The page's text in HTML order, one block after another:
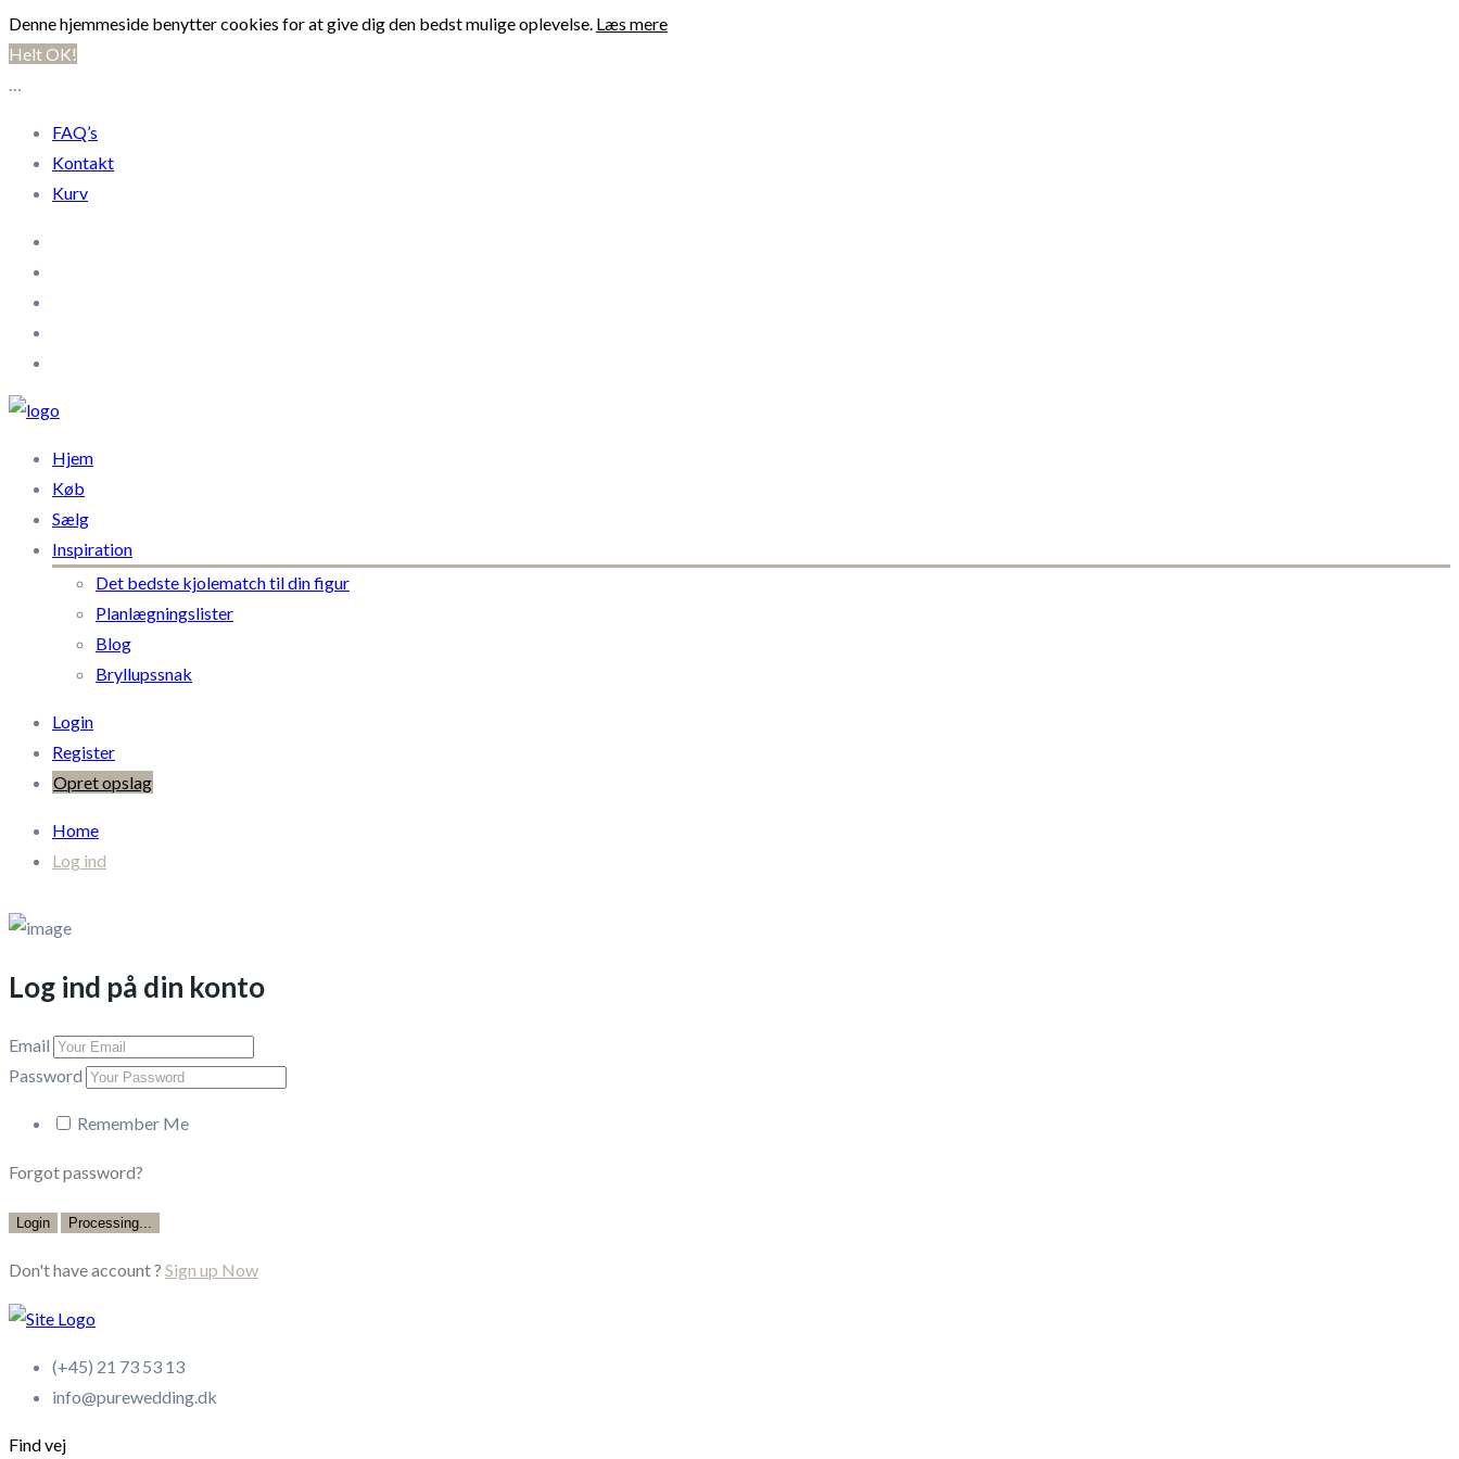
Denne hjemmeside benytter cookies for at give dig den bedst mulige oplevelse. Læs mere
Helt OK!
…
FAQ’s
Kontakt
Kurv
Hjem
Køb
Sælg
Inspiration
Det bedste kjolematch til din figur
Planlægningslister
Blog
Bryllupssnak
Login
Register
Opret opslag
Home
Log ind
Log ind på din konto
Email
Password
Remember Me
Forgot password?
Login Processing...
Don't have account ? Sign up Now
(+45) 21 73 53 13
info@purewedding.dk
Find vej